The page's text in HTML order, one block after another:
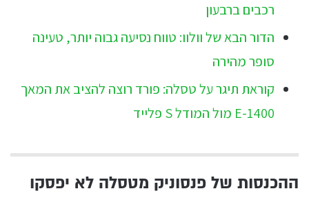
רכבים ברבעון
הדור הבא של וולוו: טווח נסיעה גבוה יותר, טעינה
סופר מהירה
קוראת תיגר על טסלה: פורד רוצה להציב את המאך
E-1400 מול המודל S פלייד
ההכנסות של פנסוניק מטסלה לא יפסקו